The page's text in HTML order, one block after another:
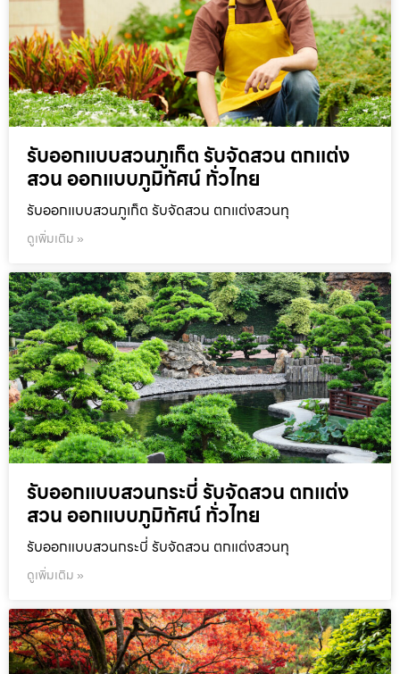
รับออกแบบสวนภูเก็ต รับจัดสวน ตกแต่ง
สวน ออกแบบภูมิทัศน์ ทั่วไทย
รับออกแบบสวนภูเก็ต รับจัดสวน ตกแต่งสวนทุ
ดูเพิ่มเติม »
รับออกแบบสวนกระบี่ รับจัดสวน ตกแต่ง
สวน ออกแบบภูมิทัศน์ ทั่วไทย
รับออกแบบสวนกระบี่ รับจัดสวน ตกแต่งสวนทุ
ดูเพิ่มเติม »